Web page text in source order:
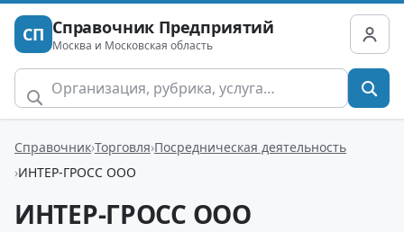
СП Справочник Предприятий
Москва и Московская область
Справочник Торговля Посредническая деятельность
ИНТЕР-ГРОСС ООО
ИНТЕР-ГРОСС ООО